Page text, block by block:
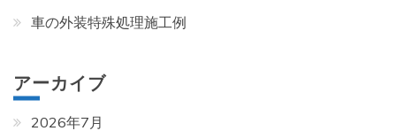
車の外装特殊処理施工例
アーカイブ
2026年7月